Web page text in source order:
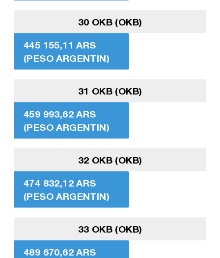
30 OKB (OKB)
445 155,11 ARS
(PESO ARGENTIN)
31 OKB (OKB)
459 993,62 ARS
(PESO ARGENTIN)
32 OKB (OKB)
474 832,12 ARS
(PESO ARGENTIN)
33 OKB (OKB)
489 670,62 ARS